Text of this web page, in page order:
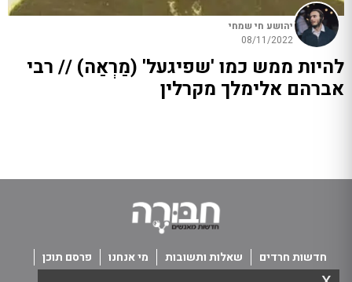
יהושע חי שמחי
08/11/2022
להיות ממש כמו 'שפיגעל' (מַרְאַה) // רבי
אברהם אלימלך מקרלין
חדשות חרדים שאלות ותשובות מי אנחנו
פרסם תוכן